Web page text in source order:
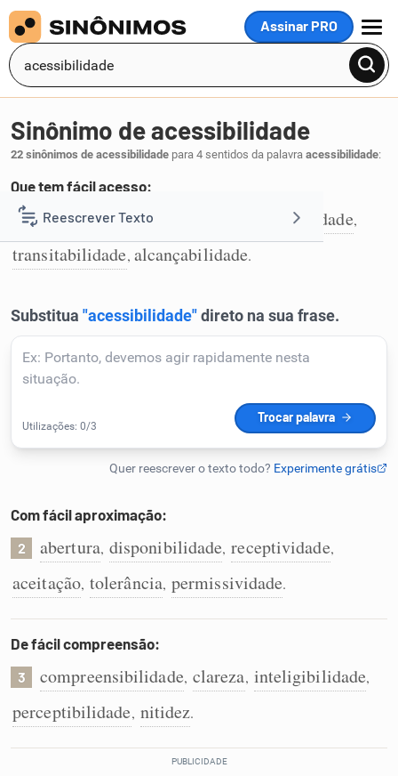
Assinar PRO
MENU
Reescrever Texto
Resumir Texto
Corrigir Texto
Detector de IA
Humanizador de IA
Cata-letras
Conexões
Caça-palavras
Dicionário
Sinônimo de acessibilidade
22 sinônimos de acessibilidade para 4 sentidos da palavra acessibilidade:
Que tem fácil acesso:
1 acesso,alcance, comunicabilidade,
transitabilidade, alcançabilidade.
Com fácil aproximação:
2 abertura, disponibilidade, receptividade,
aceitação, tolerância, permissividade.
De fácil compreensão:
3 compreensibilidade, clareza, inteligibilidade,
perceptibilidade, nitidez.